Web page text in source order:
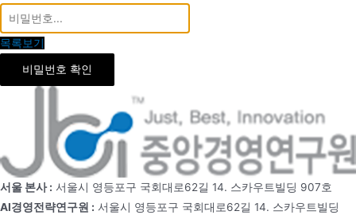
목록보기
비밀번호 확인
서울 본사 : 서울시 영등포구 국회대로62길 14. 스카우트빌딩 907호
AI경영전략연구원 : 서울시 영등포구 국회대로62길 14. 스카우트빌딩